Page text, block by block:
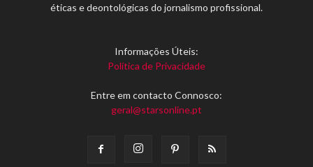
éticas e deontológicas do jornalismo profissional.
Informações Úteis:
Política de Privacidade
Entre em contacto Connosco:
geral@starsonline.pt